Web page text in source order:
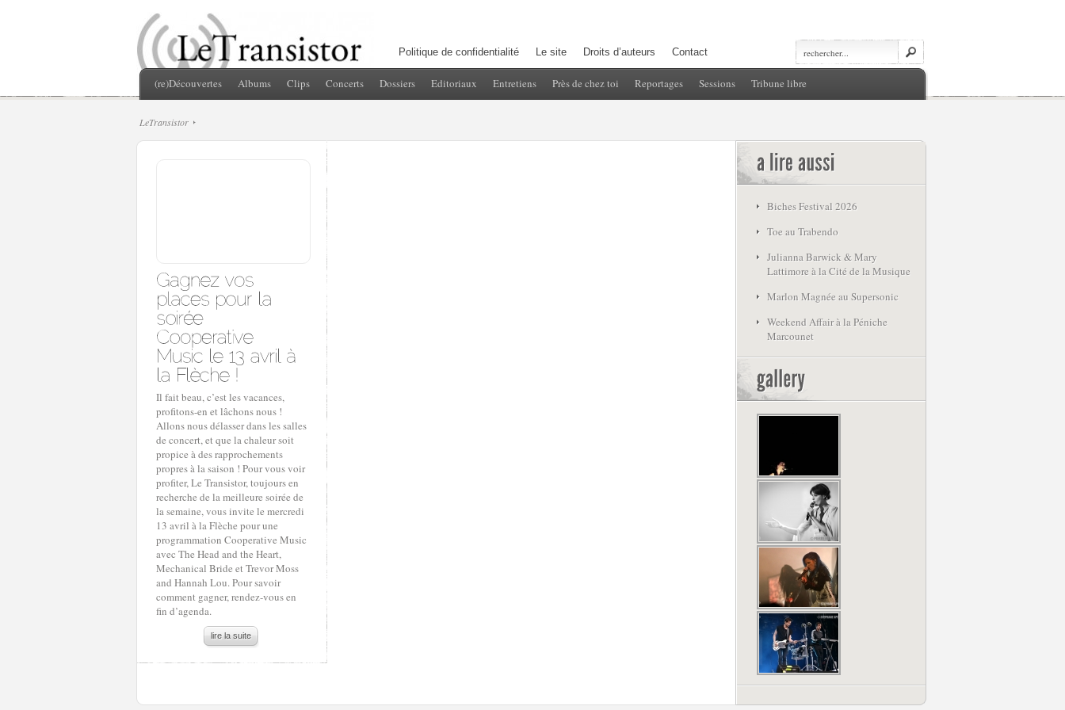
Politique de confidentialité Le site Droits d’auteurs Contact
(re)Découvertes Albums Clips Concerts Dossiers Editoriaux Entretiens Près de chez toi Reportages Sessions Tribune libre
LeTransistor
Il fait beau, c’est les vacances,
profitons-en et lâchons nous !
Allons nous délasser dans les salles
de concert, et que la chaleur soit
propice à des rapprochements
propres à la saison ! Pour vous voir
profiter, Le Transistor, toujours en
recherche de la meilleure soirée de
la semaine, vous invite le mercredi
13 avril à la Flèche pour une
programmation Cooperative Music
avec The Head and the Heart,
Mechanical Bride et Trevor Moss
and Hannah Lou. Pour savoir
comment gagner, rendez-vous en
fin d’agenda.
lire la suite
Biches Festival 2026
Toe au Trabendo
Julianna Barwick & Mary
Lattimore à la Cité de la Musique
Marlon Magnée au Supersonic
Weekend Affair à la Péniche
Marcounet